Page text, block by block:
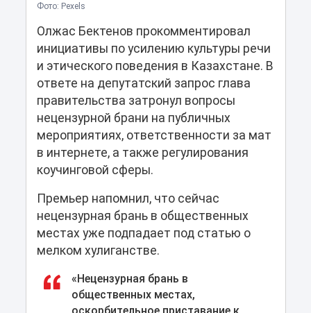
Фото: Pexels
Олжас Бектенов прокомментировал
инициативы по усилению культуры речи
и этического поведения в Казахстане. В
ответе на депутатский запрос глава
правительства затронул вопросы
нецензурной брани на публичных
мероприятиях, ответственности за мат
в интернете, а также регулирования
коучинговой сферы.
Премьер напомнил, что сейчас
нецензурная брань в общественных
местах уже подпадает под статью о
мелком хулиганстве.
«Нецензурная брань в
общественных местах,